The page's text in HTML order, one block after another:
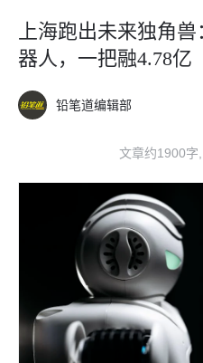
上海跑出未来独角
器人，一把融4.78亿
铅笔道编辑部
文章约1900字